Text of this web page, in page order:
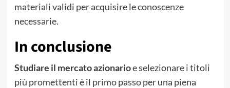
materiali validi per acquisire le conoscenze
necessarie.
In conclusione
Studiare il mercato azionarioe selezionare i titoli
più promettenti è il primo passo per una piena